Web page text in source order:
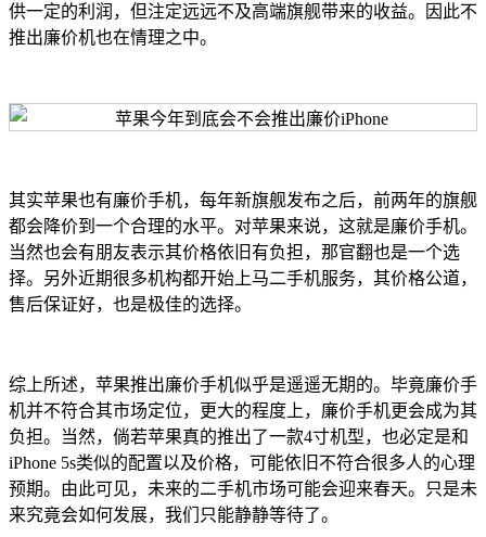
供一定的利润，但注定远远不及高端旗舰带来的收益。因此不
推出廉价机也在情理之中。
其实苹果也有廉价手机，每年新旗舰发布之后，前两年的旗舰
都会降价到一个合理的水平。对苹果来说，这就是廉价手机。
当然也会有朋友表示其价格依旧有负担，那官翻也是一个选
择。另外近期很多机构都开始上马二手机服务，其价格公道，
售后保证好，也是极佳的选择。
综上所述，苹果推出廉价手机似乎是遥遥无期的。毕竟廉价手
机并不符合其市场定位，更大的程度上，廉价手机更会成为其
负担。当然，倘若苹果真的推出了一款4寸机型，也必定是和
iPhone 5s类似的配置以及价格，可能依旧不符合很多人的心理
预期。由此可见，未来的二手机市场可能会迎来春天。只是未
来究竟会如何发展，我们只能静静等待了。